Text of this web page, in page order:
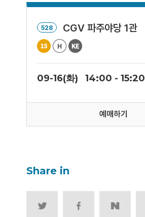
528 CGV 파주야당 1관
09-16(화) 14:00 - 15:20
예매하기
Share in